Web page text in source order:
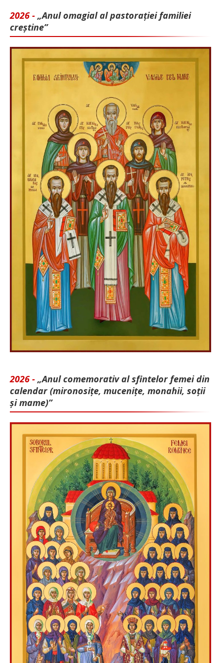
2026 - „Anul omagial al pastorației familiei
creștine”
2026 - „Anul comemorativ al sfintelor femei din
calendar (mironosițe, mu­cenițe, monahii, soții
și mame)”